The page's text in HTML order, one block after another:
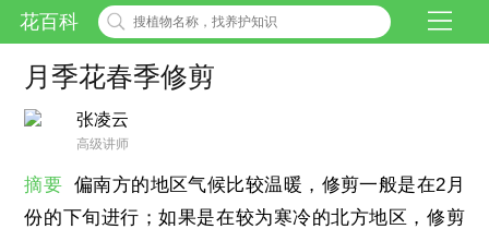
花百科
月季花春季修剪
张凌云
高级讲师
摘要 偏南方的地区气候比较温暖，修剪一般是在2月
份的下旬进行；如果是在较为寒冷的北方地区，修剪